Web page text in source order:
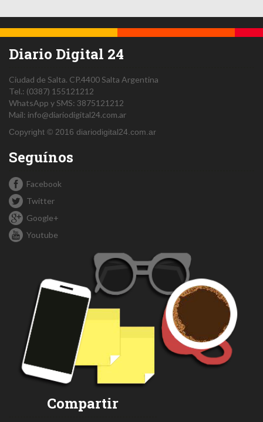
Diario Digital 24
Ciudad de Salta. CP.4400Salta Argentina
Tel.: (0387) 155121212
WhatsApp y SMS: 3875121212
Mail: info@diariodigital24.com.ar
Copyright © 2016 diariodigital24.com.ar
Seguínos
Facebook
Twitter
Google+
Youtube
Compartir